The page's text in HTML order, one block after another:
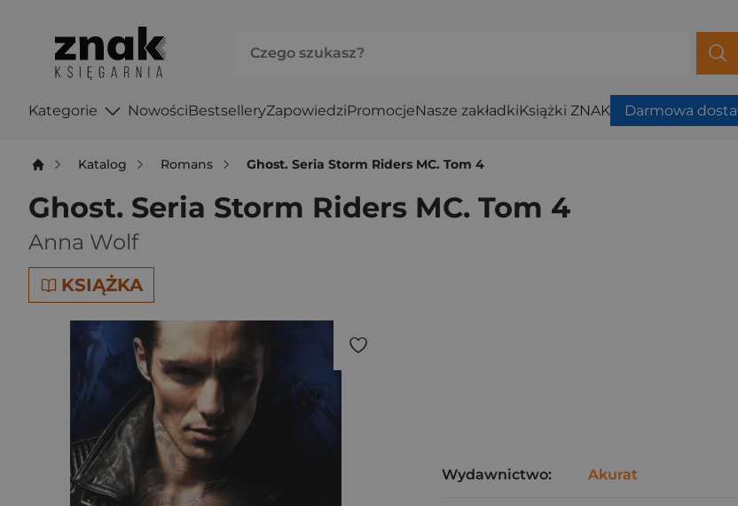
Kategorie NowościBestselleryZapowiedziPromocjeNasze zakładkiKsiążki ZNAK Darmowa
Katalog Romans Ghost. Seria Storm Riders MC. Tom 4
Ghost. Seria Storm Riders MC. Tom 4
Anna Wolf
KSIĄŻKA
Wydawnictwo: Akurat